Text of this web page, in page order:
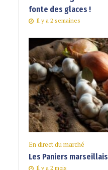
fonte des glaces !
Il y a 2 semaines
En direct du marché
Les Paniers
Il y a 2 mois